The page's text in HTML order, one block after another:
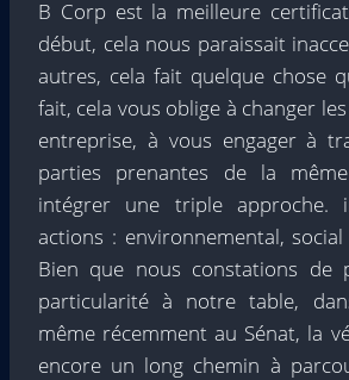
B Corp est la meilleure
début, cela nous paraissait
autres, cela fait quelque chose
fait, cela vous oblige à changer
entreprise, à vous engager à
parties prenantes de la
intégrer une triple approche.
actions : environnemental,
Bien que nous constations de
particularité à notre table,
même récemment au Sénat, la
encore un long chemin à